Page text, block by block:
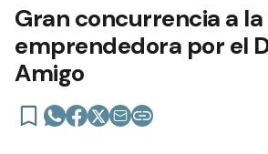
Gran concurrencia a
emprendedora por el
Amigo